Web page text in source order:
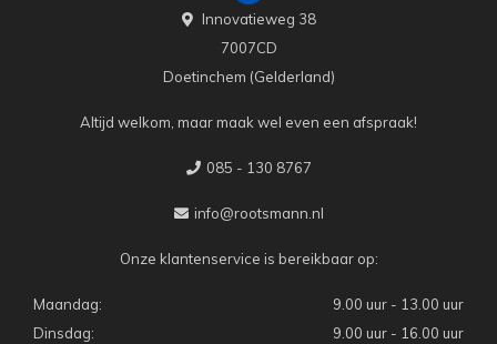
Innovatieweg 38
7007CD
Doetinchem (Gelderland)
Altijd welkom, maar maak wel even een afspraak!
085 - 130 8767
info@rootsmann.nl
Onze klantenservice is bereikbaar op:
Maandag:
9.00 uur - 13.00 uur
Dinsdag:
9.00 uur - 16.00 uur